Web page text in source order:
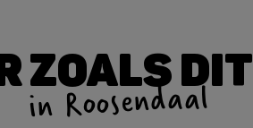
ZOALS DIT
in Roosendaal